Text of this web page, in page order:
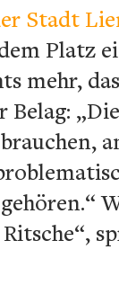
Stadt
Platz
mehr,
Belag: